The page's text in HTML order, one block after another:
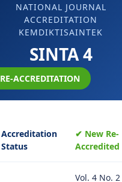
NATIONAL JOURNAL
ACCREDITATION
KEMDIKTISAINTEK
SINTA 4
RE-ACCREDITATION
Accreditation
Status
✔ New Re-
Accredited
Vol. 4 No. 2